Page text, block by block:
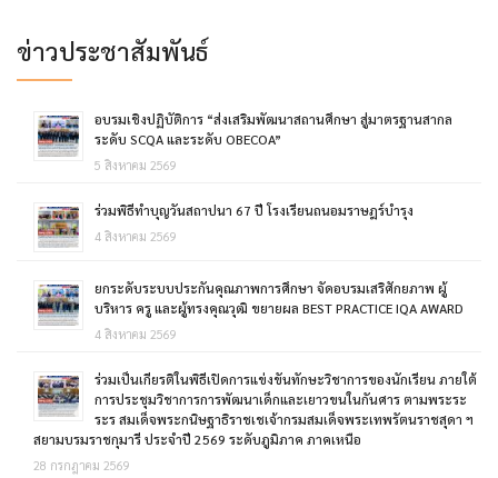
ข่าวประชาสัมพันธ์
อบรมเชิงปฏิบัติการ “ส่งเสริมพัฒนาสถานศึกษา สู่มาตรฐานสากล
ระดับ SCQA และระดับ OBECOA”
5 สิงหาคม 2569
ร่วมพิธีทำบุญวันสถาปนา 67 ปี โรงเรียนถนอมราษฎร์บำรุง
4 สิงหาคม 2569
ยกระดับระบบประกันคุณภาพการศึกษา จัดอบรมเสริศักยภาพ ผู้
บริหาร ครู และผู้ทรงคุณวุฒิ ขยายผล BEST PRACTICE IQA AWARD
4 สิงหาคม 2569
ร่วมเป็นเกียรติในพิธีเปิดการแข่งขันทักษะวิชาการของนักเรียน ภายใต้
การประชุมวิชาการการพัฒนาเด็กและเยาวขนในกันศาร ตามพระระ
ระร สมเด็จพระกนิษฐาธิราชเชเจ้ากรมสมเด็จพระเทพรัตนราชสุดา ฯ
สยามบรมราชกุมารี ประจำปี 2569 ระดับภูมิภาค ภาคเหนือ
28 กรกฎาคม 2569